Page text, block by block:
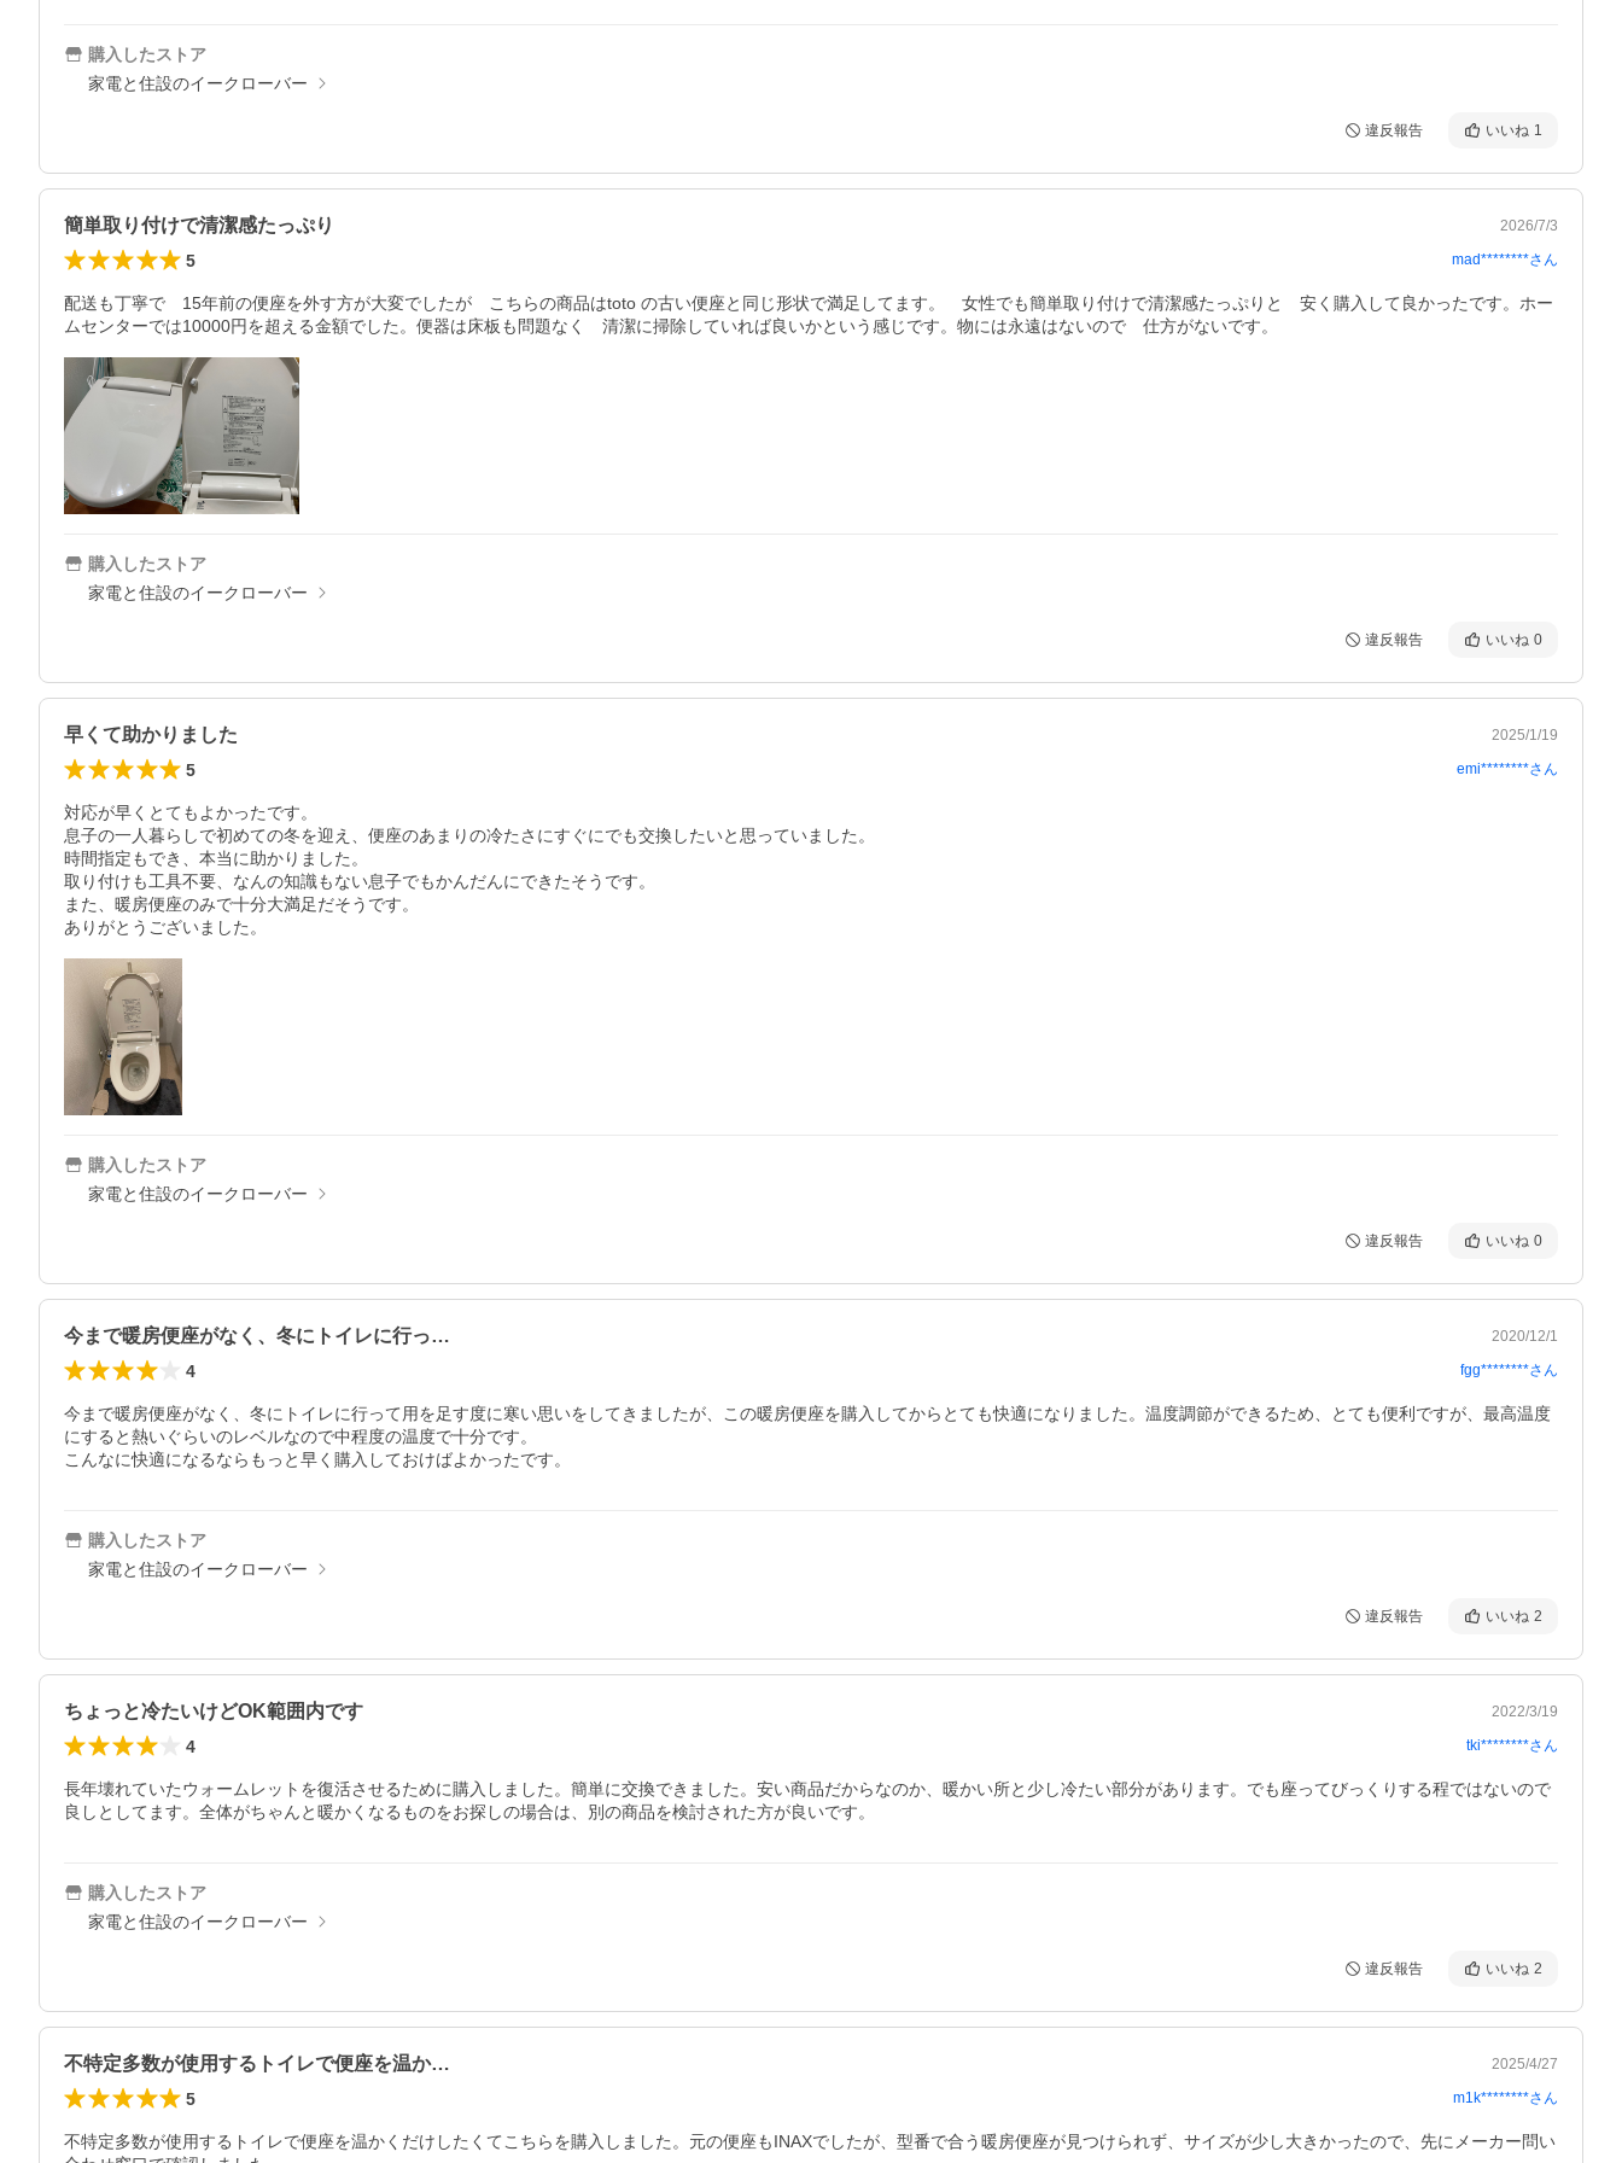
購入したストア
家電と住設のイークローバー
違反報告 いいね 1
簡単取り付けで清潔感たっぷり 2026/7/3
5 mad********さん
配送も丁寧で　15年前の便座を外す方が大変でしたが　こちらの商品はtoto の古い便座と同じ形状で満足してます。　女性でも簡単取り付けで清潔感たっぷりと　安く購入して良かったです。ホー
ムセンターでは10000円を超える金額でした。便器は床板も問題なく　清潔に掃除していれば良いかという感じです。物には永遠はないので　仕方がないです。
購入したストア
家電と住設のイークローバー
違反報告 いいね 0
早くて助かりました 2025/1/19
5 emi********さん
対応が早くとてもよかったです。
息子の一人暮らしで初めての冬を迎え、便座のあまりの冷たさにすぐにでも交換したいと思っていました。
時間指定もでき、本当に助かりました。
取り付けも工具不要、なんの知識もない息子でもかんだんにできたそうです。
また、暖房便座のみで十分大満足だそうです。
ありがとうございました。
購入したストア
家電と住設のイークローバー
違反報告 いいね 0
今まで暖房便座がなく、冬にトイレに行っ… 2020/12/1
4 fgg********さん
今まで暖房便座がなく、冬にトイレに行って用を足す度に寒い思いをしてきましたが、この暖房便座を購入してからとても快適になりました。温度調節ができるため、とても便利ですが、最高温度
にすると熱いぐらいのレベルなので中程度の温度で十分です。
こんなに快適になるならもっと早く購入しておけばよかったです。
購入したストア
家電と住設のイークローバー
違反報告 いいね 2
ちょっと冷たいけどOK範囲内です 2022/3/19
4 tki********さん
長年壊れていたウォームレットを復活させるために購入しました。簡単に交換できました。安い商品だからなのか、暖かい所と少し冷たい部分があります。でも座ってびっくりする程ではないので
良しとしてます。全体がちゃんと暖かくなるものをお探しの場合は、別の商品を検討された方が良いです。
購入したストア
家電と住設のイークローバー
違反報告 いいね 2
不特定多数が使用するトイレで便座を温か… 2025/4/27
5 m1k********さん
不特定多数が使用するトイレで便座を温かくだけしたくてこちらを購入しました。元の便座もINAXでしたが、型番で合う暖房便座が見つけられず、サイズが少し大きかったので、先にメーカー問い